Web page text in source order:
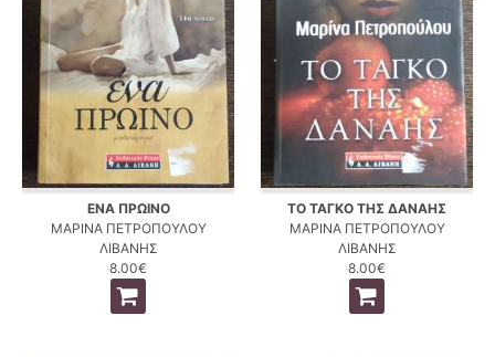
ΕΝΑ ΠΡΩΙΝΟ
ΜΑΡΙΝΑ ΠΕΤΡΟΠΟΥΛΟΥ
ΛΙΒΑΝΗΣ
8.00€
ΤΟ ΤΑΓΚΟ ΤΗΣ ΔΑΝΑΗΣ
ΜΑΡΙΝΑ ΠΕΤΡΟΠΟΥΛΟΥ
ΛΙΒΑΝΗΣ
8.00€